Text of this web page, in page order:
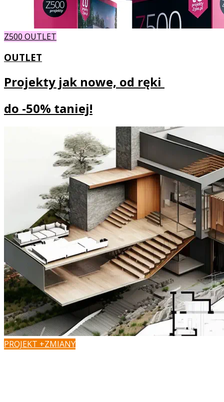
Z500 OUTLET
OUTLET
Projekty jak nowe, od ręki
do -50% taniej!
PROJEKT +ZMIANY